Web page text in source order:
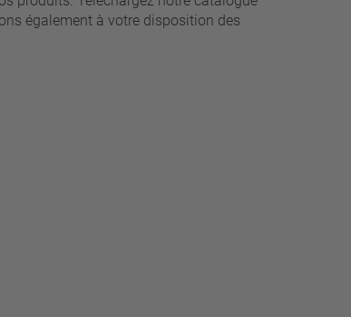
également à votre disposition des